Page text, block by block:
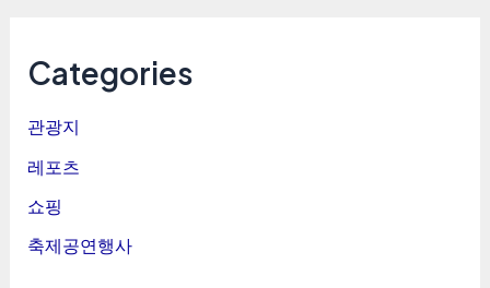
Categories
관광지
레포츠
쇼핑
축제공연행사